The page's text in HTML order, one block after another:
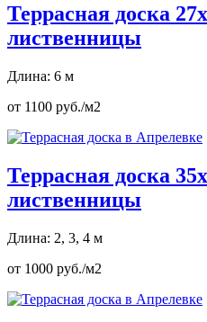
Террасная доска
лиственницы
Длина: 6 м
от 1100 руб./м2
Террасная доска
лиственницы
Длина: 2, 3, 4 м
от 1000 руб./м2